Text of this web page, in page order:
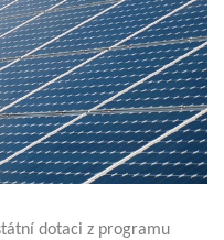
dotaci z programu